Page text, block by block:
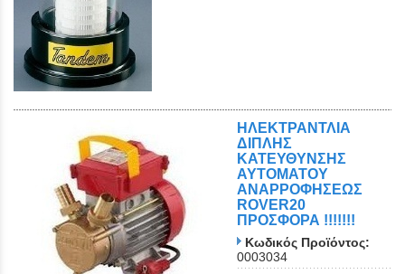
ΗΛΕΚΤΡΑΝΤΛΙΑ
ΔΙΠΛΗΣ
ΚΑΤΕΥΘΥΝΣΗΣ
ΑΥΤΟΜΑΤΟΥ
ΑΝΑΡΡΟΦΗΣΕΩΣ
ROVER20
ΠΡΟΣΦΟΡΑ !!!!!!!
Κωδικός Προϊόντος:
0003034